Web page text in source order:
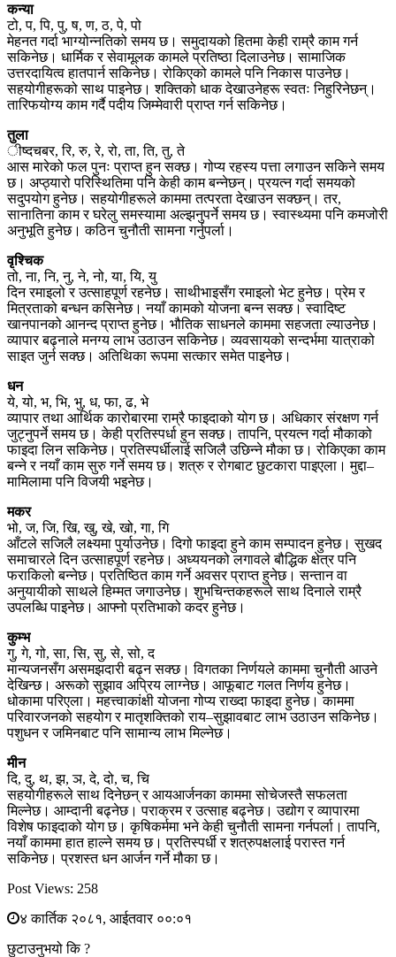
कन्या
टो, प, पि, पु, ष, ण, ठ, पे, पो
मेहनत गर्दा भाग्योन्नतिको समय छ। समुदायको हितमा केही राम्रै काम गर्न
सकिनेछ। धार्मिक र सेवामूलक कामले प्रतिष्ठा दिलाउनेछ। सामाजिक
उत्तरदायित्व हातपार्न सकिनेछ। रोकिएको कामले पनि निकास पाउनेछ।
सहयोगीहरूको साथ पाइनेछ। शक्तिको धाक देखाउनेहरू स्वतः निहुरिनेछन्।
तारिफयोग्य काम गर्दै पदीय जिम्मेवारी प्राप्त गर्न सकिनेछ।
तुला
ीष्दचबर, रि, रु, रे, रो, ता, ति, तु, ते
आस मारेको फल पुनः प्राप्त हुन सक्छ। गोप्य रहस्य पत्ता लगाउन सकिने समय
छ। अप्ठ्यारो परिस्थितिमा पनि केही काम बन्नेछन्। प्रयत्न गर्दा समयको
सदुपयोग हुनेछ। सहयोगीहरूले काममा तत्परता देखाउन सक्छन्। तर,
सानातिना काम र घरेलु समस्यामा अल्झनुपर्ने समय छ। स्वास्थ्यमा पनि कमजोरी
अनुभूति हुनेछ। कठिन चुनौती सामना गर्नुपर्ला।
वृश्चिक
तो, ना, नि, नु, ने, नो, या, यि, यु
दिन रमाइलो र उत्साहपूर्ण रहनेछ। साथीभाइसँग रमाइलो भेट हुनेछ। प्रेम र
मित्रताको बन्धन कसिनेछ। नयाँ कामको योजना बन्न सक्छ। स्वादिष्ट
खानपानको आनन्द प्राप्त हुनेछ। भौतिक साधनले काममा सहजता ल्याउनेछ।
व्यापार बढ्नाले मनग्य लाभ उठाउन सकिनेछ। व्यवसायको सन्दर्भमा यात्राको
साइत जुर्न सक्छ। अतिथिका रूपमा सत्कार समेत पाइनेछ।
धन
ये, यो, भ, भि, भु, ध, फा, ढ, भे
व्यापार तथा आर्थिक कारोबारमा राम्रै फाइदाको योग छ। अधिकार संरक्षण गर्न
जुट्नुपर्ने समय छ। केही प्रतिस्पर्धा हुन सक्छ। तापनि, प्रयत्न गर्दा मौकाको
फाइदा लिन सकिनेछ। प्रतिस्पर्धीलाई सजिलै उछिन्ने मौका छ। रोकिएका काम
बन्ने र नयाँ काम सुरु गर्ने समय छ। शत्रु र रोगबाट छुटकारा पाइएला। मुद्दा–
मामिलामा पनि विजयी भइनेछ।
मकर
भो, ज, जि, खि, खु, खे, खो, गा, गि
आँटले सजिलै लक्ष्यमा पुर्याउनेछ। दिगो फाइदा हुने काम सम्पादन हुनेछ। सुखद
समाचारले दिन उत्साहपूर्ण रहनेछ। अध्ययनको लगावले बौद्धिक क्षेत्र पनि
फराकिलो बन्नेछ। प्रतिष्ठित काम गर्ने अवसर प्राप्त हुनेछ। सन्तान वा
अनुयायीको साथले हिम्मत जगाउनेछ। शुभचिन्तकहरूले साथ दिनाले राम्रै
उपलब्धि पाइनेछ। आफ्नो प्रतिभाको कदर हुनेछ।
कुम्भ
गु, गे, गो, सा, सि, सु, से, सो, द
मान्यजनसँग असमझदारी बढ्न सक्छ। विगतका निर्णयले काममा चुनौती आउने
देखिन्छ। अरूको सुझाव अप्रिय लाग्नेछ। आफूबाट गलत निर्णय हुनेछ।
धोकामा परिएला। महत्त्वाकांक्षी योजना गोप्य राख्दा फाइदा हुनेछ। काममा
परिवारजनको सहयोग र मातृशक्तिको राय–सुझावबाट लाभ उठाउन सकिनेछ।
पशुधन र जमिनबाट पनि सामान्य लाभ मिल्नेछ।
मीन
दि, दु, थ, झ, ञ, दे, दो, च, चि
सहयोगीहरूले साथ दिनेछन् र आयआर्जनका काममा सोचेजस्तै सफलता
मिल्नेछ। आम्दानी बढ्नेछ। पराक्रम र उत्साह बढ्नेछ। उद्योग र व्यापारमा
विशेष फाइदाको योग छ। कृषिकर्ममा भने केही चुनौती सामना गर्नपर्ला। तापनि,
नयाँ काममा हात हाल्ने समय छ। प्रतिस्पर्धी र शत्रुपक्षलाई परास्त गर्न
सकिनेछ। प्रशस्त धन आर्जन गर्ने मौका छ।
Post Views: 258
४ कार्तिक २०८१, आईतवार ००:०१
छुटाउनुभयो कि ?